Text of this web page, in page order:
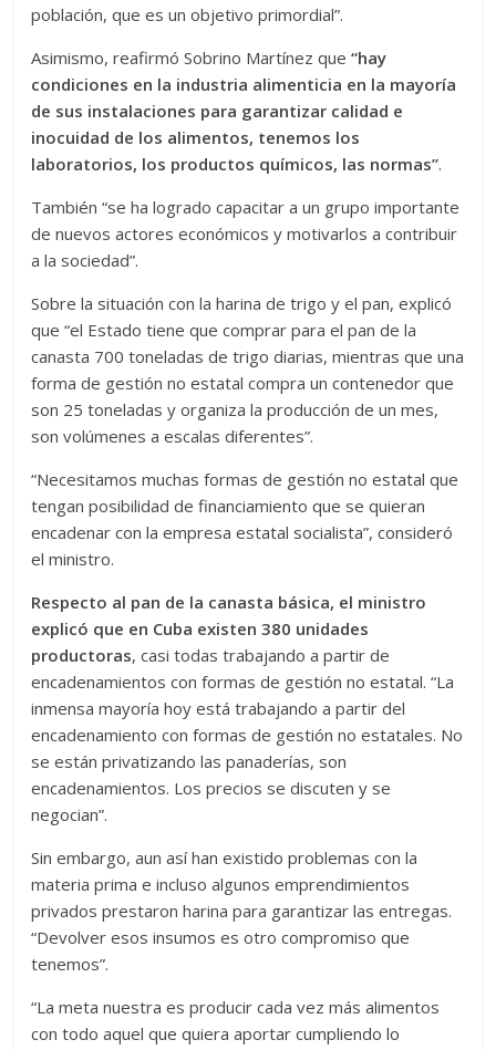
población, que es un objetivo primordial”.
Asimismo, reafirmó Sobrino Martínez que“hay
condiciones en la industria alimenticia en la mayoría
de sus instalaciones para garantizar calidad e
inocuidad de los alimentos, tenemos los
laboratorios, los productos químicos, las normas”.
También “se ha logrado capacitar a un grupo importante
de nuevos actores económicos y motivarlos a contribuir
a la sociedad”.
Sobre la situación con la harina de trigo y el pan, explicó
que “el Estado tiene que comprar para el pan de la
canasta 700 toneladas de trigo diarias, mientras que una
forma de gestión no estatal compra un contenedor que
son 25 toneladas y organiza la producción de un mes,
son volúmenes a escalas diferentes”.
“Necesitamos muchas formas de gestión no estatal que
tengan posibilidad de financiamiento que se quieran
encadenar con la empresa estatal socialista”, consideró
el ministro.
Respecto al pan de la canasta básica, el ministro
explicó que en Cuba existen 380 unidades
productoras, casi todas trabajando a partir de
encadenamientos con formas de gestión no estatal. “La
inmensa mayoría hoy está trabajando a partir del
encadenamiento con formas de gestión no estatales. No
se están privatizando las panaderías, son
encadenamientos. Los precios se discuten y se
negocian”.
Sin embargo, aun así han existido problemas con la
materia prima e incluso algunos emprendimientos
privados prestaron harina para garantizar las entregas.
“Devolver esos insumos es otro compromiso que
tenemos”.
“La meta nuestra es producir cada vez más alimentos
con todo aquel que quiera aportar cumpliendo lo